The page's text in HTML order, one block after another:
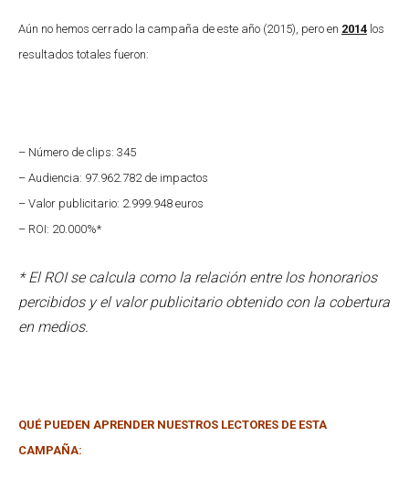
Aún no hemos cerrado la campaña de este año (2015), pero en 2014 los
resultados totales fueron:
– Número de clips: 345
– Audiencia: 97.962.782 de impactos
– Valor publicitario: 2.999.948 euros
– ROI: 20.000%*
* El ROI se calcula como la relación entre los honorarios
percibidos y el valor publicitario obtenido con la cobertura
en medios.
QUÉ PUEDEN APRENDER NUESTROS LECTORES DE ESTA
CAMPAÑA: